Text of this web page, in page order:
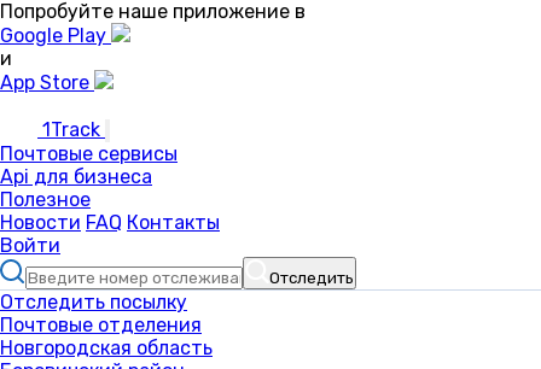
Попробуйте наше приложение в
Google Play
и
App Store
1Track
Почтовые сервисы
Api для бизнеса
Полезное
Новости FAQ Контакты
Войти
Отследить
Отследить посылку
Почтовые отделения
Новгородская область